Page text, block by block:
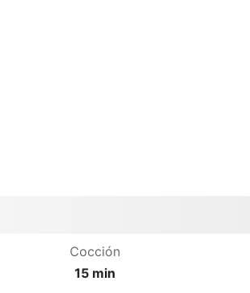
Cocción
15 min